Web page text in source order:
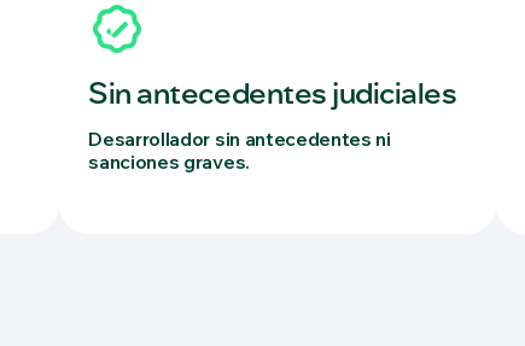
Sin antecedentes judiciales
Desarrollador sin antecedentes ni
sanciones graves.